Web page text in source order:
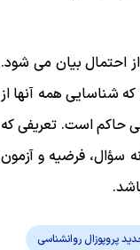
احتمال بیان می شود.
شناسایی همه آنها از
حاکم است. تعریفی که
سؤال، فرضیه و آزمون
پروپوزال روانشناسی